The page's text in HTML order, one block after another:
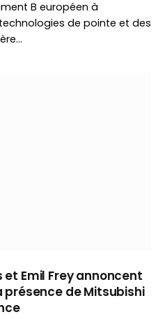
B européen à
de pointe et des
Emil Frey annoncent
de Mitsubishi